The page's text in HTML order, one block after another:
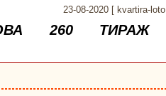
23-08-2020 kvartira-
260